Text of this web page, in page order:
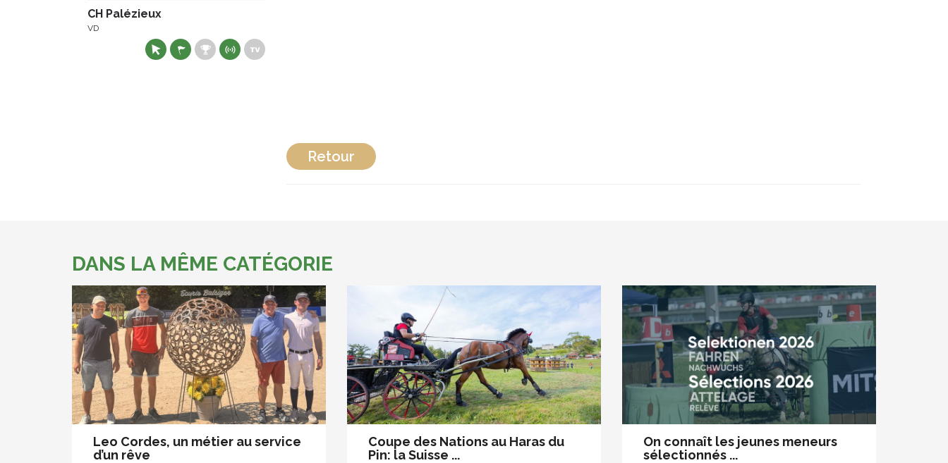
Retour
CH Palézieux
VD
DANS LA MÊME CATÉGORIE
Leo Cordes, un métier au service
d’un rêve
Coupe des Nations au Haras du
Pin: la Suisse ...
On connaît les jeunes meneurs
sélectionnés ...